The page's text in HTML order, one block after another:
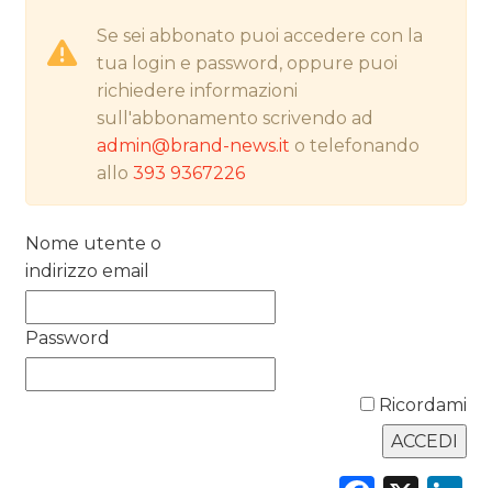
RADIO / AUDIO
DATI
PREVISIONI/SCENARI
Se sei abbonato puoi accedere con la
tua login e password, oppure puoi
richiedere informazioni
sull'abbonamento scrivendo ad
admin@brand-news.it o telefonando
allo393 9367226
Nome utente o
indirizzo email
Password
Ricordami